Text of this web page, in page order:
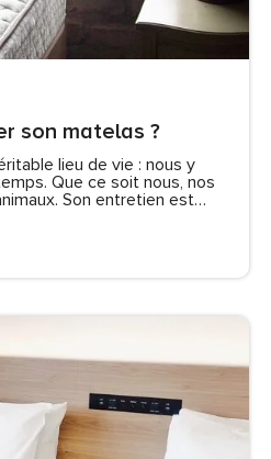
son matelas ?
lieu de vie : nous y
Que ce soit nous, nos
Son entretien est…